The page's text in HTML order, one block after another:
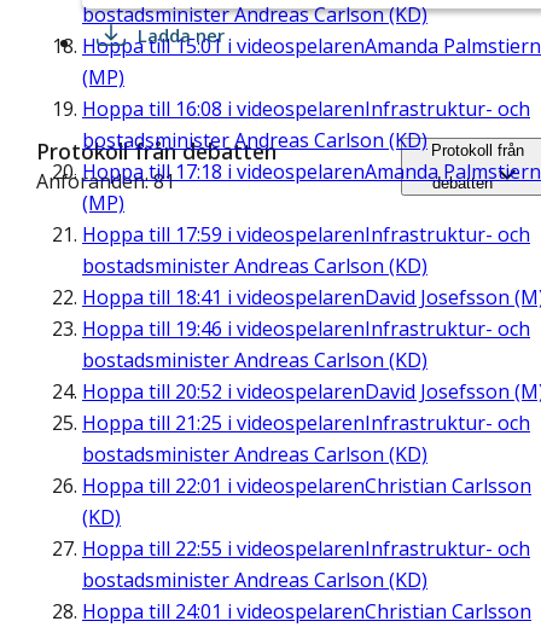
bostadsminister Andreas Carlson (KD)
Hoppa till15:01 i videospelarenAmanda
(MP)
Hoppa till 16:08 i videospelarenInfrastruktur- och
bostadsminister Andreas Carlson (KD)
Hoppa till 17:18 i videospelarenAmanda
(MP)
Hoppa till 17:59 i videospelarenInfrastruktur- och
bostadsminister Andreas Carlson (KD)
Hoppa till 18:41 i videospelarenDavid Josefsson
Hoppa till 19:46 i videospelarenInfrastruktur- och
bostadsminister Andreas Carlson (KD)
Hoppa till 20:52 i videospelarenDavid Josefsson
Hoppa till 21:25 i videospelarenInfrastruktur- och
bostadsminister Andreas Carlson (KD)
Hoppa till 22:01 i videospelarenChristian Carlsson
(KD)
Hoppa till 22:55 i videospelarenInfrastruktur- och
bostadsminister Andreas Carlson (KD)
Hoppa till 24:01 i videospelarenChristian Carlsson
Ladda ner
Protokoll från debatten
Anföranden: 81
Protokoll från
debatten